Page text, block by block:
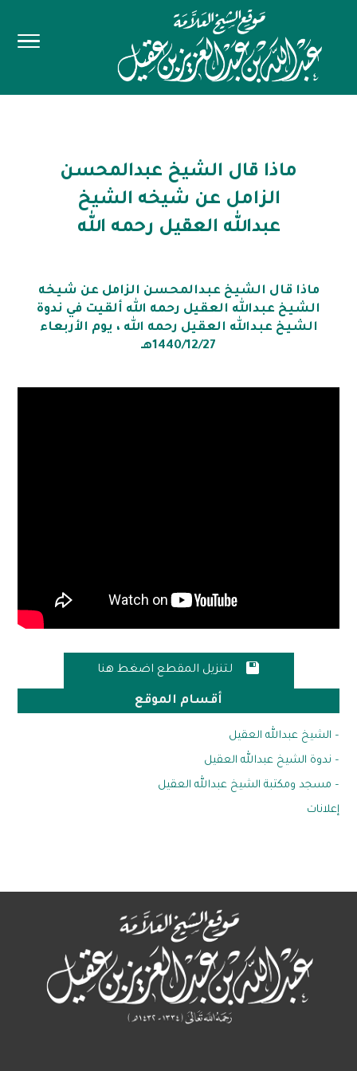
ماذا قال الشيخ عبدالمحسن
الزامل عن شيخه الشيخ
عبدالله العقيل رحمه الله
ماذا قال الشيخ عبدالمحسن الزامل عن شيخه
الشيخ عبدالله العقيل رحمه الله ألقيت في ندوة
الشيخ عبدالله العقيل رحمه الله ، يوم الأربعاء
1440/12/27هـ
 لتنزيل المقطع اضغط هنا
أقسام الموقع
– الشيخ عبدالله العقيل
– ندوة الشيخ عبدالله العقيل
– مسجد ومكتبة الشيخ عبدالله العقيل
إعلانات